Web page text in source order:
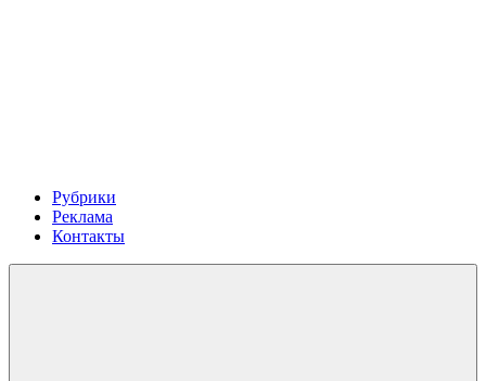
Рубрики
Реклама
Контакты